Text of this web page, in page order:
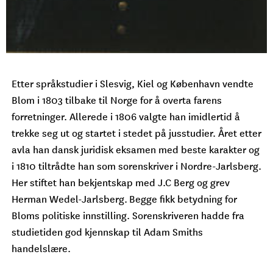
Etter språkstudier i Slesvig, Kiel og København vendte
Blom i 1803 tilbake til Norge for å overta farens
forretninger. Allerede i 1806 valgte han imidlertid å
trekke seg ut og startet i stedet på jusstudier. Året etter
avla han dansk juridisk eksamen med beste karakter og
i 1810 tiltrådte han som sorenskriver i Nordre-Jarlsberg.
Her stiftet han bekjentskap med J.C Berg og grev
Herman Wedel-Jarlsberg. Begge fikk betydning for
Bloms politiske innstilling. Sorenskriveren hadde fra
studietiden god kjennskap til Adam Smiths
handelslære.